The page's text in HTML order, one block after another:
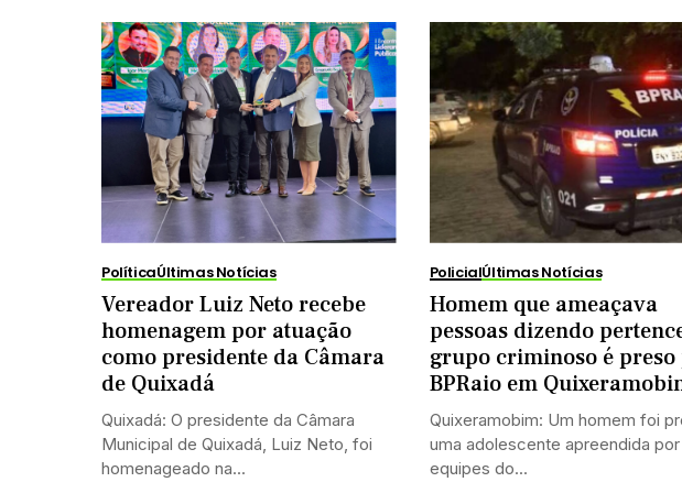
PolíticaÚltimas Notícias
Vereador Luiz Neto recebe
homenagem por atuação
como presidente da Câmara
de Quixadá
Quixadá: O presidente da Câmara
Municipal de Quixadá, Luiz Neto, foi
homenageado na...
PolicialÚltimas Notícias
Homem que ameaçava
pessoas dizendo
grupo criminoso é preso
BPRaio em
Quixeramobim: Um homem foi
uma adolescente apreendida por
equipes do...